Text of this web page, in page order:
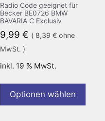
Radio Code geeignet für
Becker BE0726 BMW
BAVARIA C Exclusiv
9,99 € ( 8,39 €ohne
MwSt. )
inkl. 19 % MwSt.
Optionen wählen